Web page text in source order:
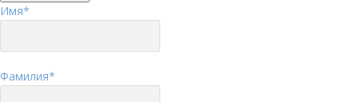
Имя*
Фамилия*